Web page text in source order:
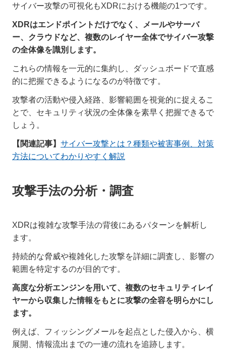
サイバー攻撃の可視化もXDRにおける機能の1つです。
XDRはエンドポイントだけでなく、メールやサーバ
ー、クラウドなど、複数のレイヤー全体でサイバー攻撃
の全体像を識別します。
これらの情報を一元的に集約し、ダッシュボードで直感
的に把握できるようになるのが特徴です。
攻撃者の活動や侵入経路、影響範囲を視覚的に捉えるこ
とで、セキュリティ状況の全体像を素早く把握できるで
しょう。
【関連記事】 サイバー攻撃とは？種類や被害事例、対策
方法についてわかりやすく解説
攻撃手法の分析・調査
XDRは複雑な攻撃手法の背後にあるパターンを解析し
ます。
持続的な脅威や複雑化した攻撃を詳細に調査し、影響の
範囲を特定するのが目的です。
高度な分析エンジンを用いて、複数のセキュリティレイ
ヤーから収集した情報をもとに攻撃の全容を明らかにし
ます。
例えば、フィッシングメールを起点とした侵入から、横
展開、情報流出までの一連の流れを追跡します。